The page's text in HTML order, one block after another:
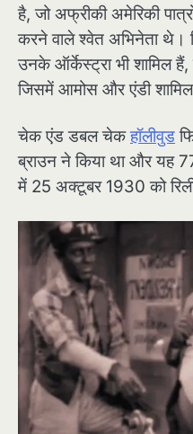
है, जो अफ्रीकी अमेरिकी
करने वाले श्वेत अभिनेता
उनके ऑर्केस्ट्रा भी शामिल हैं,
जिसमें आमोस और एंडी
चेक एंड डबल चेकहॉलीवुड
ब्राउन ने किया था और यह
में 25 अक्टूबर 1930 को